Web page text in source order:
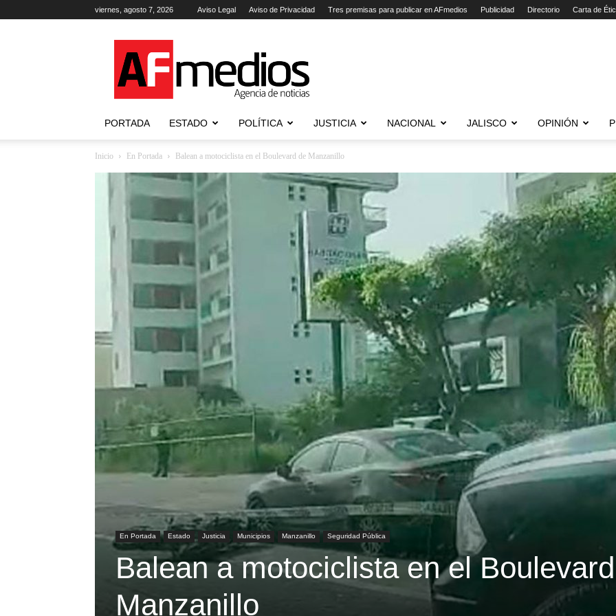
viernes, agosto 7, 2026 Aviso Legal Aviso de Privacidad Tres premisas para publicar en AFmedios Publicidad Directorio Carta de
Agencia
de
Noticias
PORTADA ESTADO POLÍTICA JUSTICIA NACIONAL JALISCO OPINIÓN
Inicio En Portada Balean a motociclista en el Boulevard de Manzanillo
En Portada Estado Justicia Municipios Manzanillo Seguridad Pública
Balean a motociclista en el
Manzanillo